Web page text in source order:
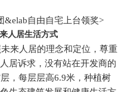
&elab自由自宅上台领奖>
人居生活方式
来人居的理念和定位，尊重
居诉求，没有站在开发商的
，每层层高6.9米，种植树